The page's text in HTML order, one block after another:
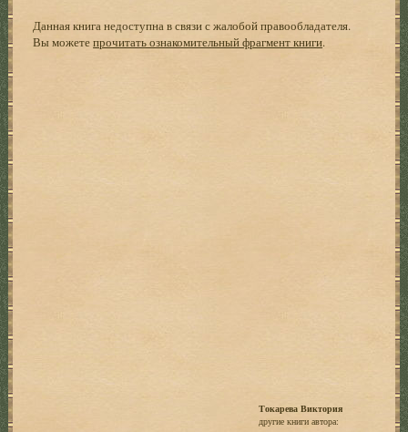
Данная книга недоступна в связи с жалобой правообладателя.
Вы можетепрочитать ознакомительный фрагмент книги.
Токарева Виктория
другие книги автора: